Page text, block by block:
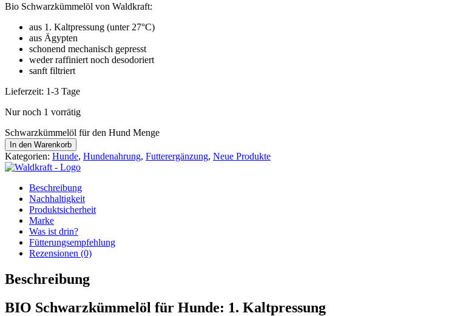
Bio Schwarzkümmelöl von Waldkraft:
aus 1. Kaltpressung (unter 27°C)
aus Ägypten
schonend mechanisch gepresst
weder raffiniert noch desodoriert
sanft filtriert
Lieferzeit: 1-3 Tage
Nur noch 1 vorrätig
Schwarzkümmelöl für den Hund Menge
In den Warenkorb
Kategorien: Hunde, Hundenahrung, Futterergänzung, Neue Produkte
Beschreibung
Nachhaltigkeit
Produktsicherheit
Marke
Was ist drin?
Fütterungsempfehlung
Rezensionen (0)
Beschreibung
BIO Schwarzkümmelöl für Hunde: 1. Kaltpressung